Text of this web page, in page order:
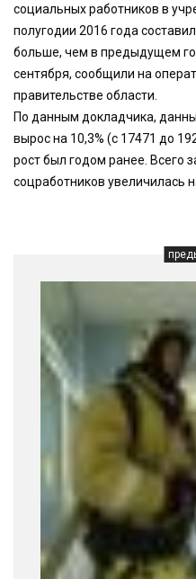
социальных работников в
полугодии 2016 года
больше, чем в предыдущем
сентября, сообщили на
правительстве области.
По данным докладчика,
вырос на 10,3% (с 17471 до
рост был годом ранее. Всего
соцработников увеличилась